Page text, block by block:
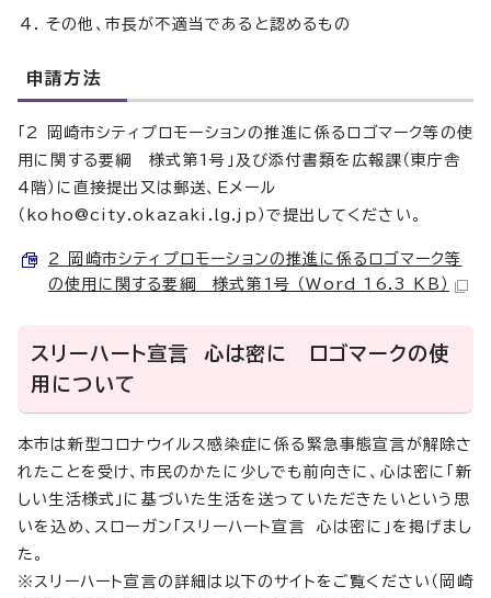
その他、市長が不適当であると認めるもの
申請方法
「2 岡崎市シティプロモーションの推進に係るロゴマーク等の使
用に関する要綱 様式第1号」及び添付書類を広報課（東庁舎
4階）に直接提出又は郵送、Eメール
（koho@city.okazaki.lg.jp）で提出してください。
2 岡崎市シティプロモーションの推進に係るロゴマーク等
の使用に関する要綱 様式第1号 （Word 16.3 KB）
スリーハート宣言 心は密に ロゴマークの使
用について
本市は新型コロナウイルス感染症に係る緊急事態宣言が解除さ
れたことを受け、市民のかたに少しでも前向きに、心は密に「新
しい生活様式」に基づいた生活を送っていただきたいという思
いを込め、スローガン「スリーハート宣言 心は密に」を掲げまし
た。
※スリーハート宣言の詳細は以下のサイトをご覧ください（岡崎